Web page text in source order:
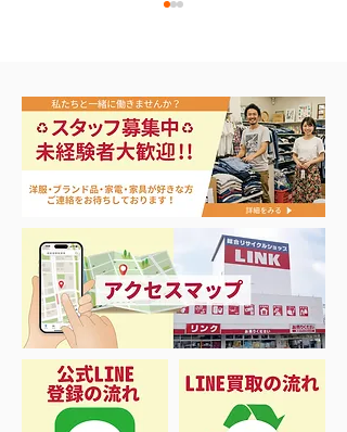
夏に向けて冷凍庫！大量
品揃え❗️